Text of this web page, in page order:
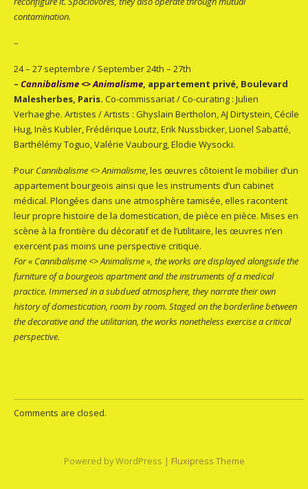
contamination.
–
24 – 27 septembre / September 24th – 27th
–Cannibalisme <> Animalisme, appartement privé, Boulevard
Malesherbes, Paris. Co-commissariat / Co-curating : Julien
Verhaeghe. Artistes / Artists : Ghyslain Bertholon, AJ Dirtystein, Cécile
Hug, Inès Kubler, Frédérique Loutz, Erik Nussbicker, Lionel Sabatté,
Barthélémy Toguo, Valérie Vaubourg, Elodie Wysocki.
Pour Cannibalisme <> Animalisme, les œuvres côtoient le mobilier d’un
appartement bourgeois ainsi que les instruments d’un cabinet
médical. Plongées dans une atmosphère tamisée, elles racontent
leur propre histoire de la domestication, de pièce en pièce. Mises en
scène à la frontière du décoratif et de l’utilitaire, les œuvres n’en
exercent pas moins une perspective critique.
For « Cannibalisme <> Animalisme », the works are displayed alongside the
furniture of a bourgeois apartment and the instruments of a medical
practice. Immersed in a subdued atmosphere, they narrate their own
history of domestication, room by room. Staged on the borderline between
the decorative and the utilitarian, the works nonetheless exercise a critical
perspective.
Comments are closed.
Powered by WordPress | Fluxipress Theme